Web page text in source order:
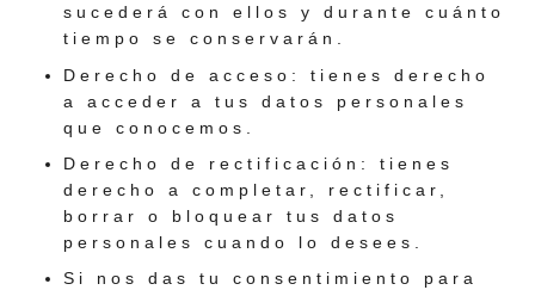
sucederá con ellos y durante cuánto
tiempo se conservarán.
Derecho de acceso: tienes derecho
a acceder a tus datos personales
que conocemos.
Derecho de rectificación: tienes
derecho a completar, rectificar,
borrar o bloquear tus datos
personales cuando lo desees.
Si nos das tu consentimiento para